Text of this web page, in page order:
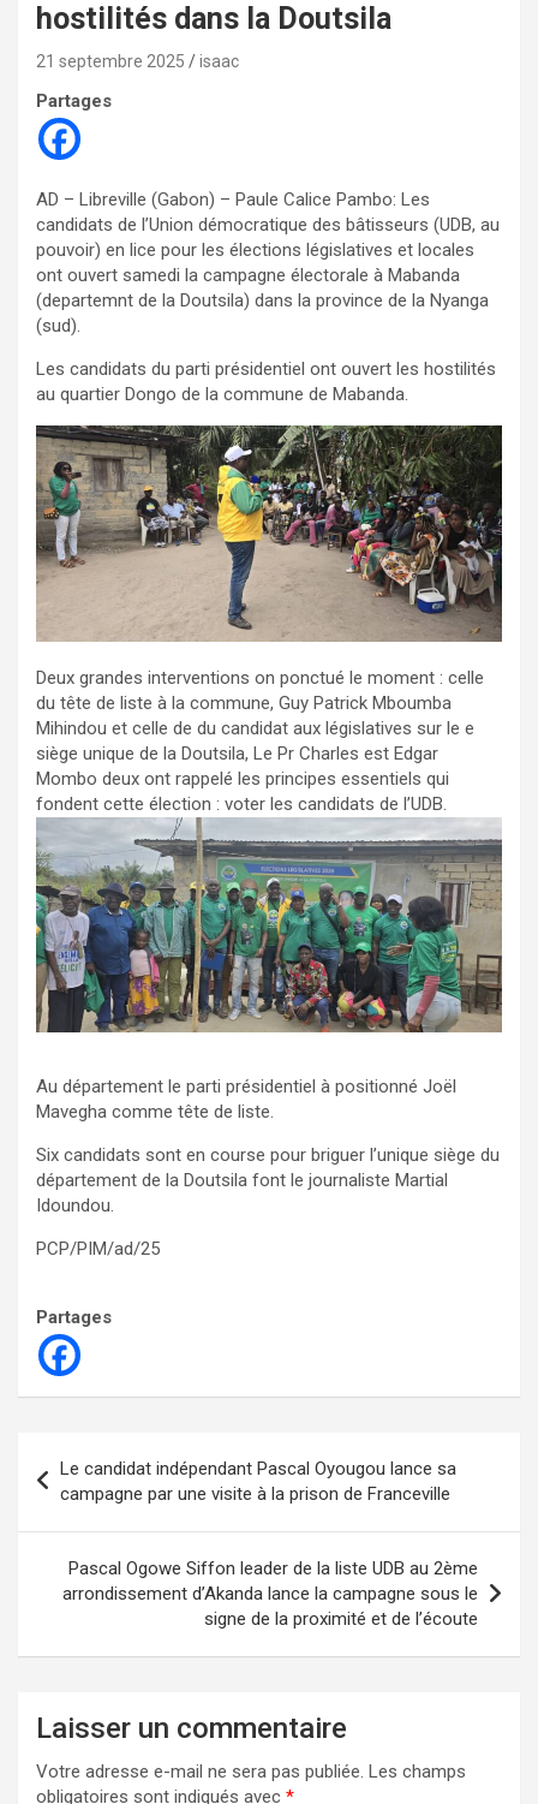
hostilités dans la Doutsila
21 septembre 2025 isaac
Partages
AD – Libreville (Gabon) – Paule Calice Pambo: Les
candidats de l’Union démocratique des bâtisseurs (UDB, au
pouvoir) en lice pour les élections législatives et locales
ont ouvert samedi la campagne électorale à Mabanda
(departemnt de la Doutsila) dans la province de la Nyanga
(sud).
Les candidats du parti présidentiel ont ouvert les hostilités
au quartier Dongo de la commune de Mabanda.
Deux grandes interventions on ponctué le moment : celle
du tête de liste à la commune, Guy Patrick Mboumba
Mihindou et celle de du candidat aux législatives sur le e
siège unique de la Doutsila, Le Pr Charles est Edgar
Mombo deux ont rappelé les principes essentiels qui
fondent cette élection : voter les candidats de l’UDB.
Au département le parti présidentiel à positionné Joël
Mavegha comme tête de liste.
Six candidats sont en course pour briguer l’unique siège du
département de la Doutsila font le journaliste Martial
Idoundou.
PCP/PIM/ad/25
Partages
de
l’article
Le candidat indépendant Pascal Oyougou lance sa
campagne par une visite à la prison de Franceville
Pascal Ogowe Siffon leader de la liste UDB au 2ème
arrondissement d’Akanda lance la campagne sous le
signe de la proximité et de l’écoute
Laisser un commentaire
Votre adresse e-mail ne sera pas publiée. Les champs
obligatoires sont indiqués avec *